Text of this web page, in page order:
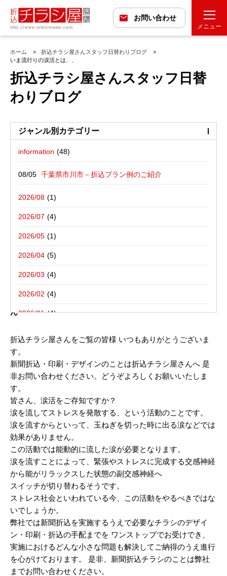
お問い合わせ
メニュー
ホーム
折込チラシ屋さんスタッフ日替わりブログ
いま流行りの涙活とは、、
折込チラシ屋さんスタッフ日替
わりブログ
ジャンル別カテゴリー
information
折込広告配布プラン
最近の投稿
千葉県市川市－折込プラン例のご紹介
千葉県松戸市－折込プラン例のご紹介
愛媛県松山市－折込プラン例のご紹介
栃木県宇都宮市－折込プラン例のご紹介
東京都八王子市－折込プラン例のご紹介
バックナンバー
2026/08
2026/07
2026/05
2026/04
2026/03
2026/02
2026/01
2025/10
2025/08
2025/07
2025/06
2025/05
2025/04
2025/03
2025/02
2025/01
2024/12
2024/11
2024/10
デザイン・チラシ・印刷・折込配布を
一括でお受けする折込チラシ屋さんブ
いま流行りの涙活とは、、｜新聞折込広告の折込チラシ屋さ
ん
折込チラシ屋さんをご覧の皆様 いつもありがとうございま
す。
新聞折込・印刷・デザインのことは折込チラシ屋さんへ 是
非お問い合わせください。どうぞよろしくお願いいたしま
す。
皆さん、涙活をご存知ですか？
涙を流してストレスを発散する、という活動のことです。
涙を流すからといって、玉ねぎを切った時に出る涙などでは
効果がありません。
この活動では能動的に流した涙が必要となります。
涙を流すことによって、緊張やストレスに完成する交感神経
から能がリラックスした状態の副交感神経へ
スイッチが切り替わるそうです。
ストレス社会といわれている今、この活動をやるべきではな
いでしょうか。
弊社では新聞折込を実施するうえで必要なチラシのデザイ
ン・印刷・折込の手配までを ワンストップでお受けでき、
実施におけるどんな小さな問題も解決してご納得のうえ進行
を心がけております。 是非、新聞折込チラシのことは弊社
までお問い合わせください。